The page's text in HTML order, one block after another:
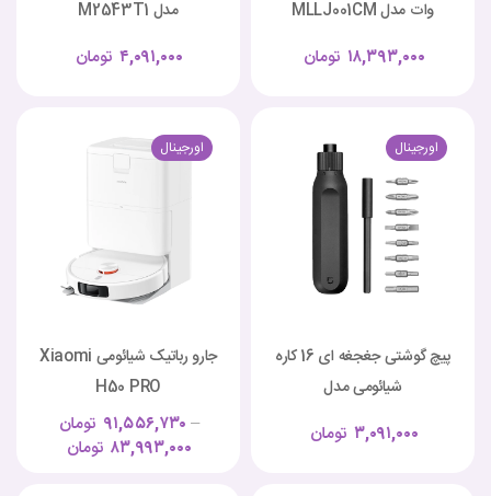
وات مدل MLLJ001CM
تومان ۱۸,۳۹۳,۰۰۰
مدل M2543T1
تومان ۴,۰۹۱,۰۰۰
اورجینال
پیچ گوشتی جغجغه ای 16 کاره
شیائومی مدل
تومان ۳,۰۹۱,۰۰۰
اورجینال
جارو رباتیک شیائومی Xiaomi
H50 PRO
تومان ۹۱,۵۵۶,۷۳۰ –
تومان ۸۳,۹۹۳,۰۰۰